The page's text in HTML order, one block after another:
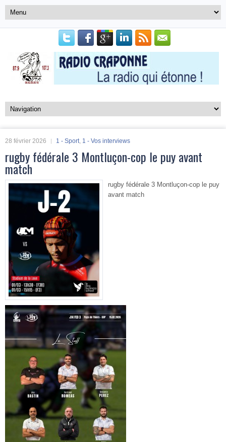
28 février 2026 1 - Sport, 1 - Vos interviews
rugby fédérale 3 Montluçon-cop le puy avant
match
rugby fédérale 3 Montluçon-cop le puy
avant match